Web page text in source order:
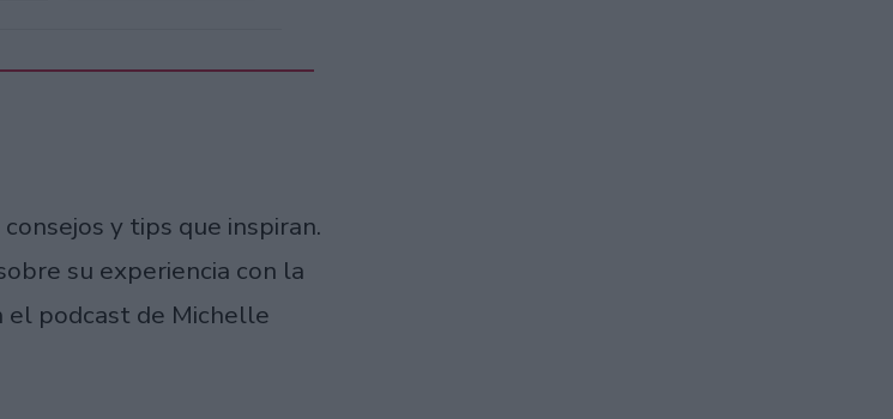
y tips que inspiran.
su experiencia con la
el podcast de Michelle